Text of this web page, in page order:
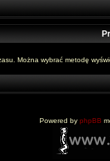
Można wybrać metodę
Powered by phpBB